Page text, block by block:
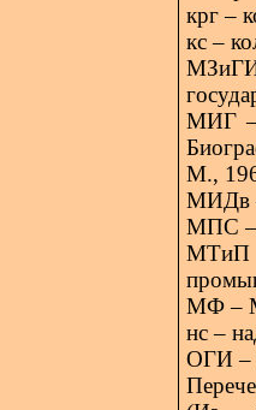
крг –
кс –
МИГ –
М.,
МИДв
МПС –
МФ –
нс –
ОГИ –